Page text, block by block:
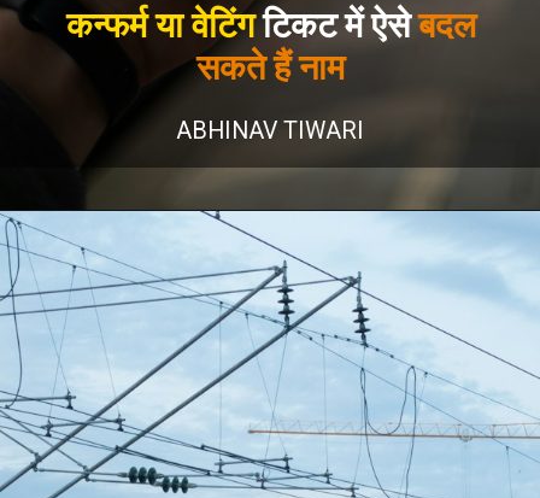
कन्फर्म या वेटिंगटिकट में ऐसेबदल
सकते हैं नाम
ABHINAV TIWARI